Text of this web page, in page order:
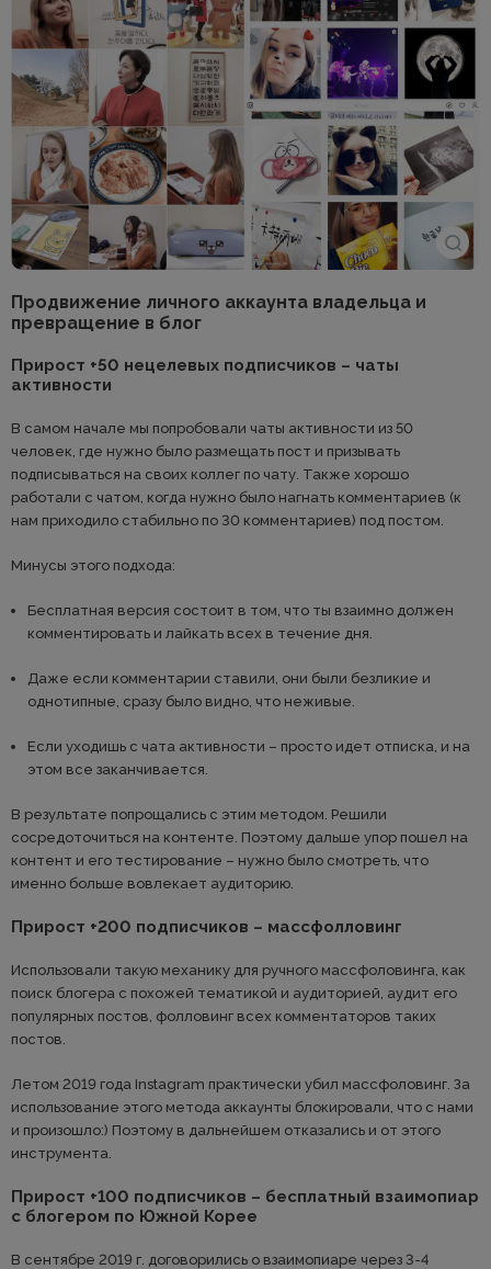
Продвижение личного аккаунта владельца и
превращение в блог
Прирост +50 нецелевых подписчиков – чаты
активности
В самом начале мы попробовали чаты активности из 50
человек, где нужно было размещать пост и призывать
подписываться на своих коллег по чату. Также хорошо
работали с чатом, когда нужно было нагнать комментариев (к
нам приходило стабильно по 30 комментариев) под постом.
Минусы этого подхода:
Бесплатная версия состоит в том, что ты взаимно должен
комментировать и лайкать всех в течение дня.
Даже если комментарии ставили, они были безликие и
однотипные, сразу было видно, что неживые.
Если уходишь с чата активности – просто идет отписка, и на
этом все заканчивается.
В результате попрощались с этим методом. Решили
сосредоточиться на контенте. Поэтому дальше упор пошел на
контент и его тестирование – нужно было смотреть, что
именно больше вовлекает аудиторию.
Прирост +200 подписчиков – массфолловинг
Использовали такую механику для ручного массфоловинга, как
поиск блогера с похожей тематикой и аудиторией, аудит его
популярных постов, фолловинг всех комментаторов таких
постов.
Летом 2019 года Instagram практически убил массфоловинг. За
использование этого метода аккаунты блокировали, что с нами
и произошло:) Поэтому в дальнейшем отказались и от этого
инструмента.
Прирост +100 подписчиков – бесплатный взаимопиар
с блогером по Южной Корее
В сентябре 2019 г. договорились о взаимопиаре через 3-4